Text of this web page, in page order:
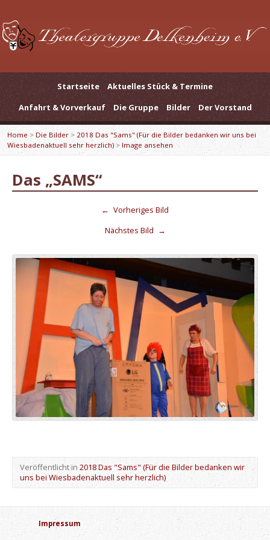
Startseite
Aktuelles Stück & Termine
Anfahrt & Vorverkauf
Die Gruppe Bilder Der Vorstand
Home > Die Bilder> 2018 Das "Sams" (Für die Bilder bedanken wir uns bei
Wiesbadenaktuell sehr herzlich)> Image ansehen
Das „SAMS“
← Vorheriges Bild
Nächstes Bild →
Veröffentlicht in2018 Das "Sams" (Für die Bilder bedanken wir
uns bei Wiesbadenaktuell sehr herzlich)
Impressum